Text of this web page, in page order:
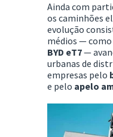
Ainda com
os caminhões
evolução
médios — como
BYD eT7—
urbanas de
empresas pelo
e pelo apelo